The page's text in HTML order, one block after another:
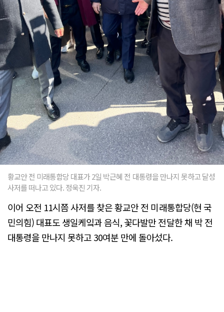
황교안 전 미래통합당 대표가 2일 박근혜 전 대통령을 만나지 못하고 달성
사저를 떠나고 있다. 정욱진 기자.
이어 오전 11시쯤 사저를 찾은 황교안 전 미래통합당(현 국
민의힘) 대표도 생일케잌과 음식, 꽃다발만 전달한 채 박 전
대통령을 만나지 못하고 30여분 만에 돌아섰다.